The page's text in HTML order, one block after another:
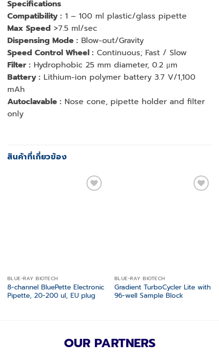
Specifications
Compatibility : 1 – 100 ml plastic/glass pipette
Max Speed >7.5 ml/sec
Dispensing Mode : Blow-out/Gravity
Speed Control Wheel : Continuous; Fast / Slow
Filter : Hydrophobic 25 mm diameter, 0.2 μm
Battery : Lithium-ion polymer battery 3.7 V/1,100
mAh
Autoclavable : Nose cone, pipette holder and filter
only
สินค้าที่เกี่ยวข้อง
BLUE-RAY BIOTECH
8-channel BluePette Electronic
Pipette, 20-200 ul, EU plug
BLUE-RAY BIOTECH
Gradient TurboCycler Lite with
96-well Sample Block
OUR PARTNERS